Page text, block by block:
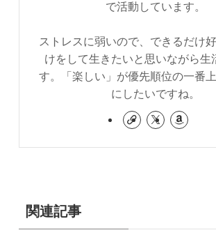
で活動しています。
ストレスに弱いので、できるだけ
けをして生きたいと思いながら生
す。「楽しい」が優先順位の一番
にしたいですね。
関連記事